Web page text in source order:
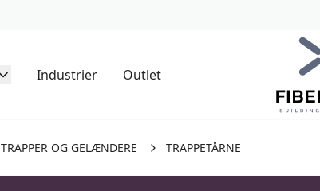
Industrier Outlet
TRAPPER OG GELÆNDERE TRAPPETÅRNE